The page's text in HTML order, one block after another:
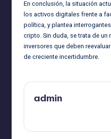
En conclusión, la situación
los activos digitales frente a
política, y plantea
cripto. Sin duda, se trata de
inversores que deben
de creciente incertidumbre.
admin